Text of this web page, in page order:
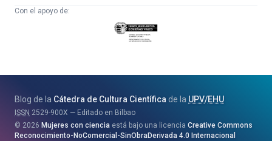
Con el apoyo de:
Eusko
Jaurlaritza
eta
Berrikuntza
Saila
Blog de la Cátedra de Cultura Científicade la UPV/EHU
ISSN 2529-900X
Editado en Bilbao
2026 Mujeres con ciencia está bajo una licencia Creative Commons
Reconocimiento-NoComercial-SinObraDerivada 4.0 Internacional